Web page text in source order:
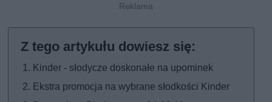
Kinder - słodycze doskonałe na upominek
Ekstra promocja na wybrane słodkości Kinder